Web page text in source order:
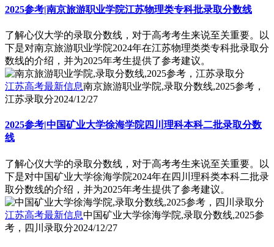
2025参考|南京旅游职业学院江苏物理类专科批录取分数线
了解心仪大学的录取分数线，对于高考考生来说至关重要。以
下是对南京旅游职业学院2024年在江苏物理类类专科批录取分
数线的介绍，并为2025年考生提供了参考建议。
江苏高考最新信息南京旅游职业学院,录取分数线,2025参考，
江苏录取分2024/12/27
2025参考|中国矿业大学徐海学院四川理科本科二批录取分数
线
了解心仪大学的录取分数线，对于高考考生来说至关重要。以
下是对中国矿业大学徐海学院2024年在四川理科类本科二批录
取分数线的介绍，并为2025年考生提供了参考建议。
江苏高考最新信息中国矿业大学徐海学院,录取分数线,2025参
考，四川录取分2024/12/27